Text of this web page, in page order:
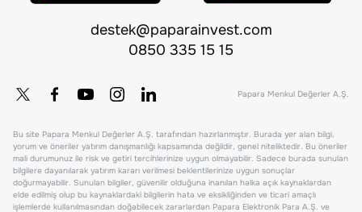
destek@paparainvest.com
0850 335 15 15
Papara Menkul Değerler A.Ş.
Bu site Papara Menkul Değerler A.Ş. tarafından hazırlanmıştır. Burada yer alan bilgi,
yorum ve öneriler yatırım danışmanlığı kapsamında değildir, genel niteliktedir. Bu öneriler
mali durumunuz ile risk ve getiri tercihlerinize uygun olmayabilir. Sadece burada sunulan
bilgilere dayanılarak yatırım kararı verilmesi beklentilerinize uygun sonuçlar
doğurmayabilir. Sunulan bilgiler, güvenilir olduğuna inanılan halka açık kaynaklardan
elde edilmiş olup bu kaynaklardaki bilgilerin hata ve eksikliğinden ve ticari amaçlı
işlemlerde kullanılmasından doğabilecek zararlardan Papara Elektronik Para A.Ş. ve